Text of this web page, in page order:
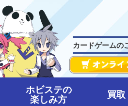
カードゲームの
ホビステの
楽しみ方 買取